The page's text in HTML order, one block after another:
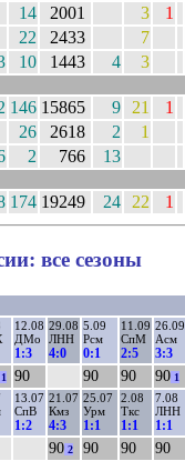
14 2001 3 1
22 2433 7
10 1443 4 3
146 15865 9 21 1
26 2618 2 1
2 766 13
174 19249 24 22 1
все сезоны
12.08
ДМо
1:3
29.08
ЛНН
4:0
5.09
Рсм
0:1
11.09
СпМ
2:5
26.09
Асм
3:3
1 90 90 90 90 1
13.07
СпВ
1:2
21.07
Кмз
4:3
25.07
Урм
1:1
2.08
Ткс
1:1
7.08
ЛНН
1:1
90 2 90 90 90